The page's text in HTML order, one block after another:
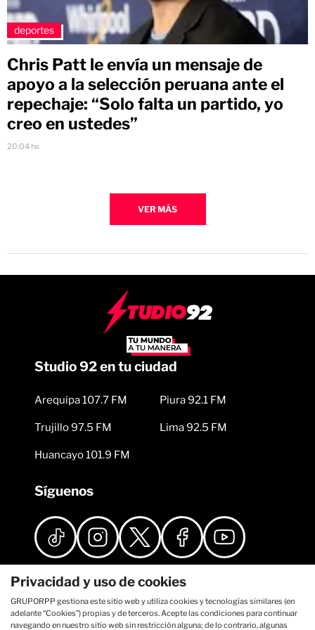
deportes
Chris Patt le envía un mensaje de
apoyo a la selección peruana ante el
repechaje: “Solo falta un partido, yo
creo en ustedes”
20:04 hs
VER MÁS
Studio 92 en tu ciudad
Arequipa 107.7 FM
Trujillo 97.5 FM
Huancayo 101.9 FM
Piura 92.1 FM
Lima 92.5 FM
Síguenos
Privacidad y uso de cookies
GRUPORPP gestiona este sitio web y utiliza cookies y tecnologías similares (en
adelante “Cookies”) propias y de terceros. Acepte las condiciones para continuar
navegando en nuestro sitio web sin restricción alguna; de lo contrario, algunas